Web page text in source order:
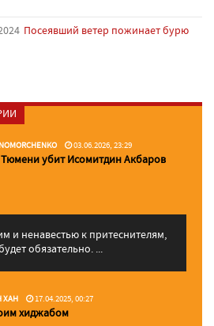
Посеявший ветер пожинает бурю
03.06.2026, 23:29
Тюмени убит Исомитдин Акбаров
и ненавестью к притеснителям,
обязательно. ...
ХАН 17.04.2025, 00:27
хиджабом